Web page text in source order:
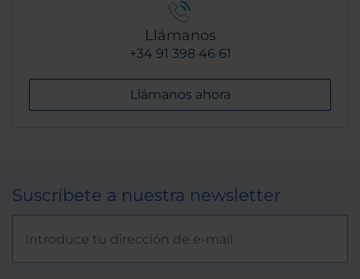
Llámanos
+34 91 398 46 61
Llámanos ahora
Suscríbete a nuestra newsletter